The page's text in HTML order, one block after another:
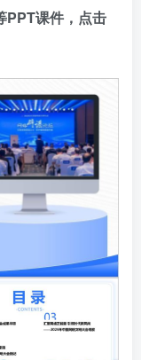
PPT课件，点击